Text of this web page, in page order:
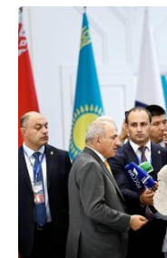
corectă”